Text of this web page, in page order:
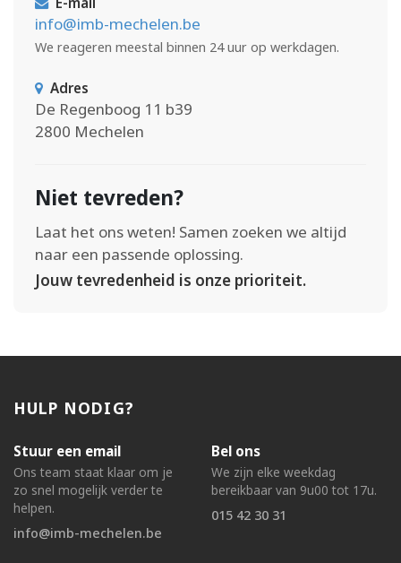
info@imb-mechelen.be
We reageren meestal binnen 24 uur op werkdagen.
Adres
De Regenboog 11 b39
2800 Mechelen
Niet tevreden?
Laat het ons weten! Samen zoeken we altijd
naar een passende oplossing.
Jouw tevredenheid is onze prioriteit.
HULP NODIG?
Stuur een email
Ons team staat klaar om je
zo snel mogelijk verder te
helpen.
info@imb-mechelen.be
Bel ons
We zijn elke weekdag
bereikbaar van 9u00 tot 17u.
015 42 30 31